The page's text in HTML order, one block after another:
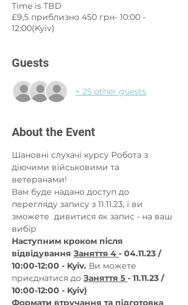
Time is TBD
£9,5 приблизно 450 грн- 10:00 -
12:00(Kyiv)
Guests
+ 25 other guests
About the Event
Шановні слухачі курсу Робота з
діючими військовими та
ветеранами!
Вам буде надано доступ до
перегляду запису з 11.11.23, і ви
зможете  дивитися як запис - на ваш
вибір
Наступним кроком після
відвідування Заняття 4 - 04.11.23 /
10:00-12:00 - Kyiv. Ви можете
приєднатися до Заняття 5 - 11.11.23 /
10:00-12:00 - Kyiv)
Формати втручання та підготовка